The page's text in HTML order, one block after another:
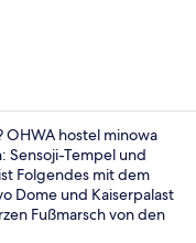
OHWA hostel minowa
Sensoji-Tempel und
Folgendes mit dem
Dome und Kaiserpalast
Fußmarsch von den